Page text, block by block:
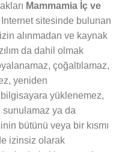
Mammamia İç ve
Internet sitesinde bulunan
alınmadan ve kaynak
da dahil olmak
çoğaltılamaz,
yeniden
yüklenemez,
ya da
bütünü veya bir kısmı
izinsiz olarak